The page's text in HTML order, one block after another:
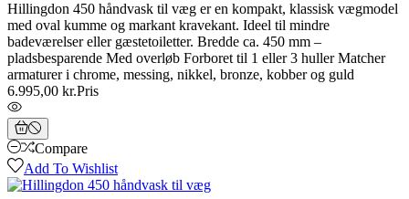
Hillingdon 450 håndvask til væg er en kompakt, klassisk vægmodel
med oval kumme og markant kravekant. Ideel til mindre
badeværelser eller gæstetoiletter. Bredde ca. 450 mm –
pladsbesparende Med overløb Forboret til 1 eller 3 huller Matcher
armaturer i chrome, messing, nikkel, bronze, kobber og guld
6.995,00 kr.Pris
Compare
Add To Wishlist